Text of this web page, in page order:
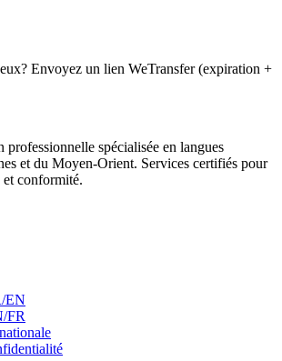
Envoyez un lien WeTransfer (expiration +
professionnelle spécialisée en langues
et du Moyen-Orient. Services certifiés pour
conformité.
EN
FR